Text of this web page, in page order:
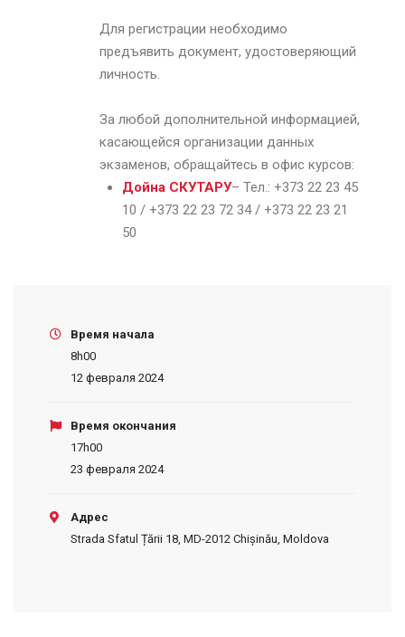
Для регистрации необходимо
предъявить документ, удостоверяющий
личность.
За любой дополнительной информацией,
касающейся организации данных
экзаменов, обращайтесь в офис курсов:
Дойна СКУТАРУ– Тел.: +373 22 23 45
10 / +373 22 23 72 34 / +373 22 23 21
50
Время начала
8h00
12 февраля 2024
Время окончания
17h00
23 февраля 2024
Адрес
Strada Sfatul Țării 18, MD-2012 Chișinău, Moldova